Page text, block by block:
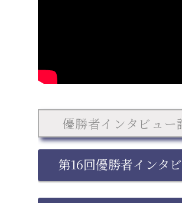
優勝者インタビュー
第16回優勝者インタ